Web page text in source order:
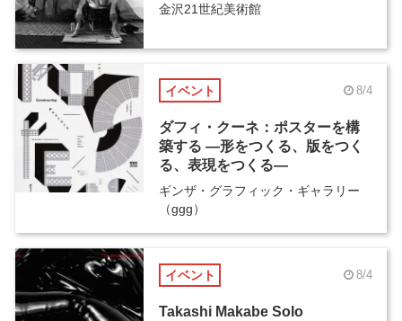
金沢21世紀美術館
イベント 8/4
ダフィ・クーネ：ポスターを構
築する ―形をつくる、版をつく
る、表現をつくる―
ギンザ・グラフィック・ギャラリー
（ggg）
イベント 8/4
Takashi Makabe Solo